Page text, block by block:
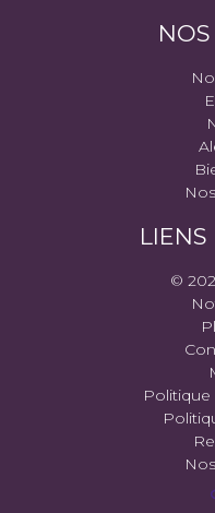
LIENS
©